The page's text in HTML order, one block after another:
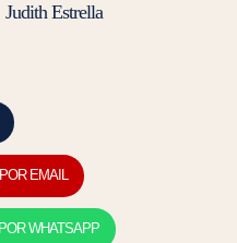
Judith Estrella
EMAIL
WHATSAPP